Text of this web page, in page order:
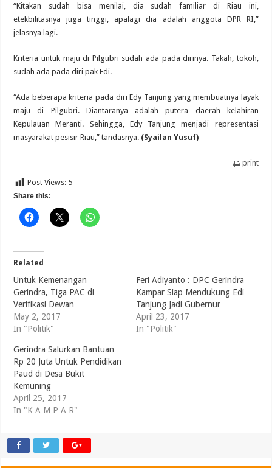
“Kitakan sudah bisa menilai, dia sudah familiar di Riau ini,
etekbilitasnya juga tinggi, apalagi dia adalah anggota DPR RI,”
jelasnya lagi.
Kriteria untuk maju di Pilgubri sudah ada pada dirinya. Takah, tokoh,
sudah ada pada diri pak Edi.
“Ada beberapa kriteria pada diri Edy Tanjung yang membuatnya layak
maju di Pilgubri. Diantaranya adalah putera daerah kelahiran
Kepulauan Meranti. Sehingga, Edy Tanjung menjadi representasi
masyarakat pesisir Riau,” tandasnya. (Syailan Yusuf)
print
Post Views: 5
Share this:
Related
Untuk Kemenangan
Gerindra, Tiga PAC di
Verifikasi Dewan
May 2, 2017
In "Politik"
Feri Adiyanto : DPC Gerindra
Kampar Siap Mendukung Edi
Tanjung Jadi Gubernur
April 23, 2017
In "Politik"
Gerindra Salurkan Bantuan
Rp 20 Juta Untuk Pendidikan
Paud di Desa Bukit
Kemuning
April 25, 2017
In "K A M P A R"